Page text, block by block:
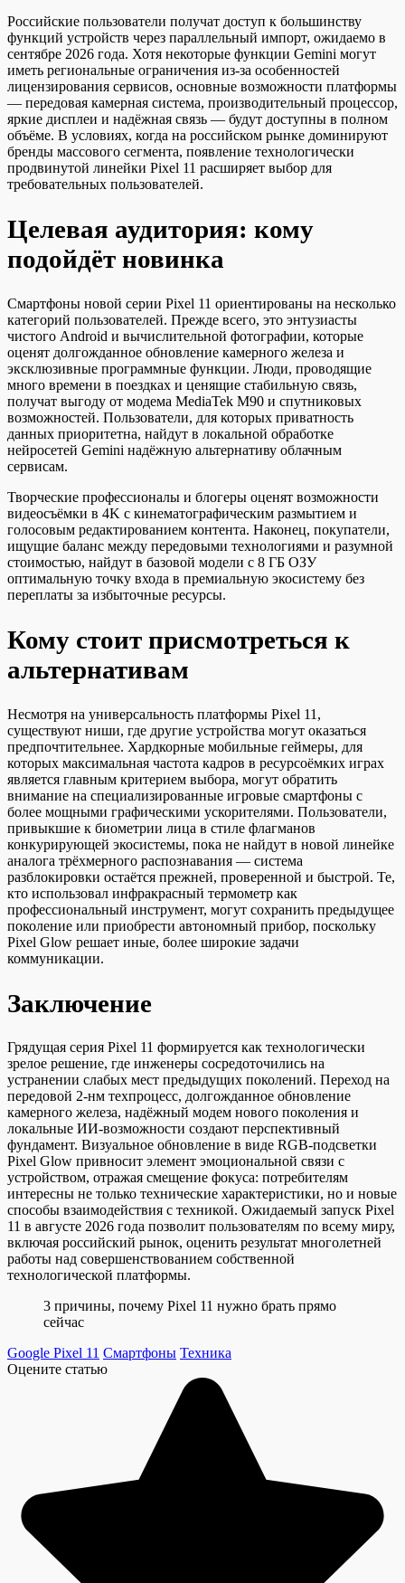
Российские пользователи получат доступ к большинству
функций устройств через параллельный импорт, ожидаемо в
сентябре 2026 года. Хотя некоторые функции Gemini могут
иметь региональные ограничения из-за особенностей
лицензирования сервисов, основные возможности платформы
— передовая камерная система, производительный процессор,
яркие дисплеи и надёжная связь — будут доступны в полном
объёме. В условиях, когда на российском рынке доминируют
бренды массового сегмента, появление технологически
продвинутой линейки Pixel 11 расширяет выбор для
требовательных пользователей.
Целевая аудитория: кому
подойдёт новинка
Смартфоны новой серии Pixel 11 ориентированы на несколько
категорий пользователей. Прежде всего, это энтузиасты
чистого Android и вычислительной фотографии, которые
оценят долгожданное обновление камерного железа и
эксклюзивные программные функции. Люди, проводящие
много времени в поездках и ценящие стабильную связь,
получат выгоду от модема MediaTek M90 и спутниковых
возможностей. Пользователи, для которых приватность
данных приоритетна, найдут в локальной обработке
нейросетей Gemini надёжную альтернативу облачным
сервисам.
Творческие профессионалы и блогеры оценят возможности
видеосъёмки в 4K с кинематографическим размытием и
голосовым редактированием контента. Наконец, покупатели,
ищущие баланс между передовыми технологиями и разумной
стоимостью, найдут в базовой модели с 8 ГБ ОЗУ
оптимальную точку входа в премиальную экосистему без
переплаты за избыточные ресурсы.
Кому стоит присмотреться к
альтернативам
Несмотря на универсальность платформы Pixel 11,
существуют ниши, где другие устройства могут оказаться
предпочтительнее. Хардкорные мобильные геймеры, для
которых максимальная частота кадров в ресурсоёмких играх
является главным критерием выбора, могут обратить
внимание на специализированные игровые смартфоны с
более мощными графическими ускорителями. Пользователи,
привыкшие к биометрии лица в стиле флагманов
конкурирующей экосистемы, пока не найдут в новой линейке
аналога трёхмерного распознавания — система
разблокировки остаётся прежней, проверенной и быстрой. Те,
кто использовал инфракрасный термометр как
профессиональный инструмент, могут сохранить предыдущее
поколение или приобрести автономный прибор, поскольку
Pixel Glow решает иные, более широкие задачи
коммуникации.
Заключение
Грядущая серия Pixel 11 формируется как технологически
зрелое решение, где инженеры сосредоточились на
устранении слабых мест предыдущих поколений. Переход на
передовой 2-нм техпроцесс, долгожданное обновление
камерного железа, надёжный модем нового поколения и
локальные ИИ-возможности создают перспективный
фундамент. Визуальное обновление в виде RGB-подсветки
Pixel Glow привносит элемент эмоциональной связи с
устройством, отражая смещение фокуса: потребителям
интересны не только технические характеристики, но и новые
способы взаимодействия с техникой. Ожидаемый запуск Pixel
11 в августе 2026 года позволит пользователям по всему миру,
включая российский рынок, оценить результат многолетней
работы над совершенствованием собственной
технологической платформы.
3 причины, почему Pixel 11 нужно брать прямо
сейчас
Google Pixel 11 Смартфоны Техника
Оцените статью